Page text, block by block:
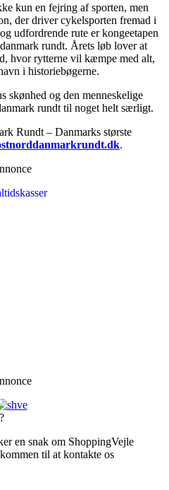
kun en fejring af sporten, men
der driver cykelsporten fremad i
udfordrende rute er kongeetapen
rundt. Årets løb lover at
hvor rytterne vil kæmpe med alt,
i historiebøgerne.
skønhed og den menneskelige
rundt til noget helt særligt.
Rundt – Danmarks største
.
en snak om ShoppingVejle
til at kontakte os